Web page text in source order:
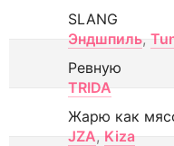
SLANG
Эндшпиль,
Ревную
TRIDA
Жарю как
JZA, Kiza